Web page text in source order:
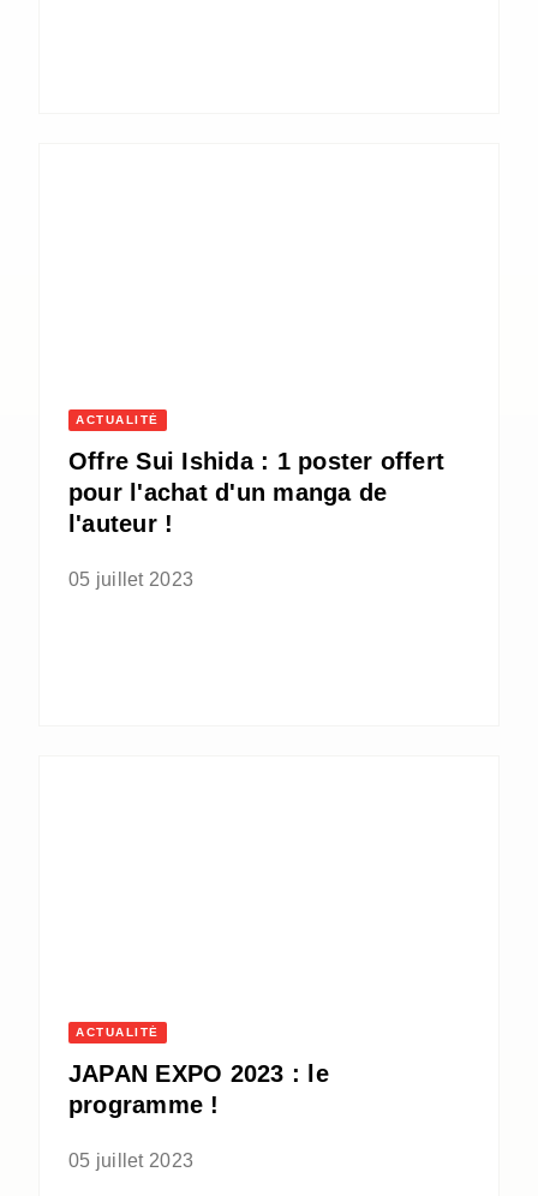
ACTUALITÉ
Offre Sui Ishida : 1 poster offert
pour l'achat d'un manga de
l'auteur !
05 juillet 2023
ACTUALITÉ
JAPAN EXPO 2023 : le
programme !
05 juillet 2023